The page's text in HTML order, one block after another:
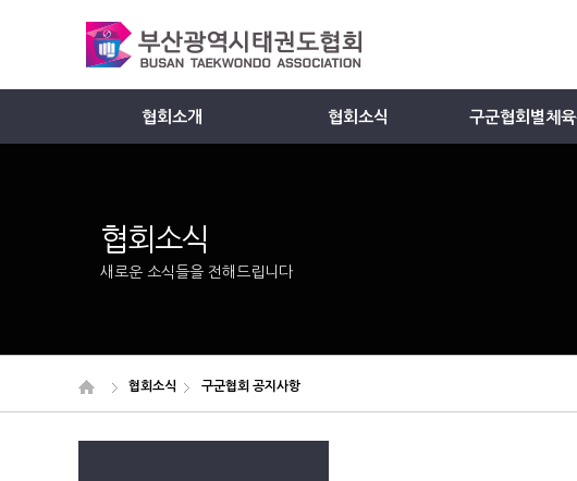
협회소개 협회소식 구군협회별체
협회소식
새로운 소식들을 전해드립니다
협회소식 구군협회 공지사항